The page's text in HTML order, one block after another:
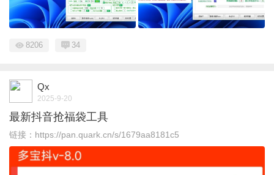
8206 34
Qx
2025-9-20
最新抖音抢福袋工具
链接：https://pan.quark.cn/s/1679aa8181c5